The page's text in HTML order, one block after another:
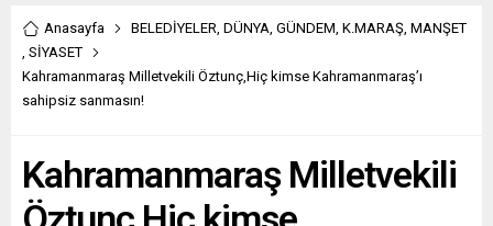
Anasayfa BELEDİYELER, DÜNYA, GÜNDEM, K.MARAŞ, MANŞET
, SİYASET
Kahramanmaraş Milletvekili Öztunç,Hiç kimse Kahramanmaraş’ı
sahipsiz sanmasın!
Kahramanmaraş Milletvekili